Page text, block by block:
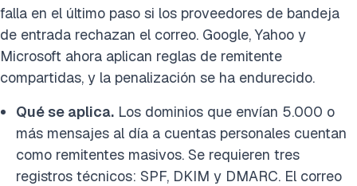
falla en el último paso si los proveedores de bandeja
de entrada rechazan el correo. Google, Yahoo y
Microsoft ahora aplican reglas de remitente
compartidas, y la penalización se ha endurecido.
Qué se aplica. Los dominios que envían 5.000 o
más mensajes al día a cuentas personales cuentan
como remitentes masivos. Se requieren tres
registros técnicos: SPF, DKIM y DMARC. El correo